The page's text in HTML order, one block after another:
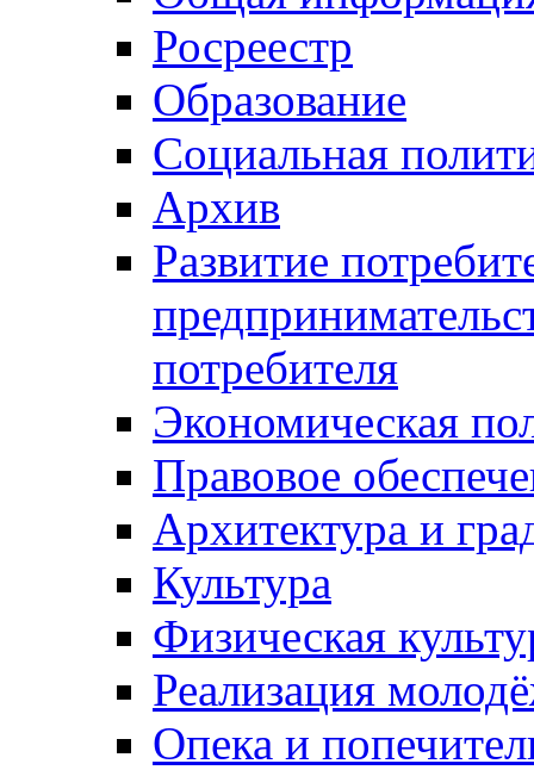
Росреестр
Образование
Социальная
Архив
Развитие
потребителя
Экономическая
Правовое
Архитектура и
Культура
Физическая
Реализация
Опека и